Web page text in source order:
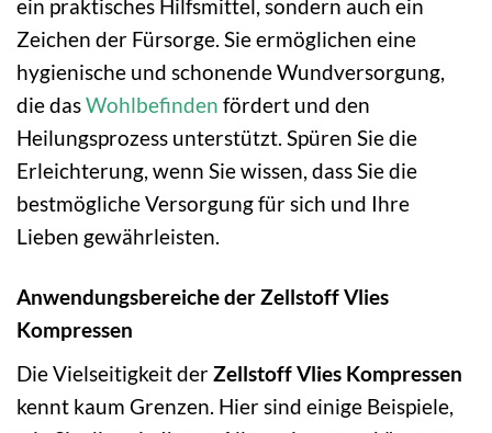
ein praktisches Hilfsmittel, sondern auch ein
Zeichen der Fürsorge. Sie ermöglichen eine
hygienische und schonende Wundversorgung,
die dasWohlbefinden fördert und den
Heilungsprozess unterstützt. Spüren Sie die
Erleichterung, wenn Sie wissen, dass Sie die
bestmögliche Versorgung für sich und Ihre
Lieben gewährleisten.
Anwendungsbereiche der Zellstoff Vlies
Kompressen
Die Vielseitigkeit derZellstoff Vlies Kompressen
kennt kaum Grenzen. Hier sind einige Beispiele,